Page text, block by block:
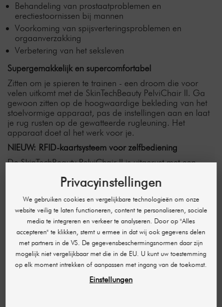
Behandeling van prostaatproblemen en
erectiestoornissen bij mannen
Voorkoming van spijsverteringsproblemen en
orgaanverzakking
Verbetering van het seksleven
Supergemakkelijk en supercomfortabel
Zitten om je spieren te trainen - een droom die voor
velen uitkomt met de SkinTechBeauty PelviChair II. Ga
gewoon zitten op de hoogwaardige bekleding van het
stoelvormige apparaat, pas de instellingen aan en laat
je rug rusten op de gewatteerde rugleuning. Het
apparaat doet al het werk voor je.
NIEUW: RFID-kaartsysteem voor zelfbediening
De SkinTechBeauty PelviChair II is uitgerust met een
volledig zelfstandig kunnen gebruiken. Geef
terugkerende vaste klanten een oplaadbare RFID-kaart
waarmee ze het apparaat zelf kunnen activeren. Zo
kunnen uw klanten direct naar de PelviChair gaan, de
behandeling starten en ervan genieten - zonder enige
hulp van het personeel.
Aanpasbaar aan elke behoefte
Met het afneembare aanraakscherm (5 inch) kan de
behandeling snel en eenvoudig worden aangepast aan
uw behoeften. De bekkenbodem en de rug kunnen
Privacyinstellingen
We gebruiken cookies en vergelijkbare technologieën om onze
website veilig te laten functioneren, content te personaliseren, sociale
media te integreren en verkeer te analyseren. Door op "Alles
accepteren" te klikken, stemt u ermee in dat wij ook gegevens delen
met partners in de VS. De gegevensbeschermingsnormen daar zijn
mogelijk niet vergelijkbaar met die in de EU. U kunt uw toestemming
op elk moment intrekken of aanpassen met ingang van de toekomst.
Einstellungen